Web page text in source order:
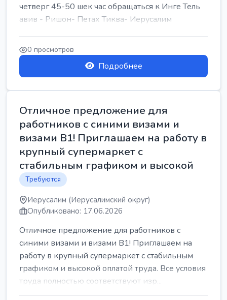
четверг 45-50 шек час обращаться к Инге Тель
авив - Ришон- Петах Тиква- Иерусалим
0 просмотров
Подробнее
Отличное предложение для
работников с синими визами и
визами B1! Приглашаем на работу в
крупный супермаркет с
стабильным графиком и высокой
Требуются
Иерусалим (Иерусалимский округ)
Опубликовано: 17.06.2026
Отличное предложение для работников с
синими визами и визами B1! Приглашаем на
работу в крупный супермаркет с стабильным
графиком и высокой оплатой труда. Все условия
труда полностью соответствуют изр...